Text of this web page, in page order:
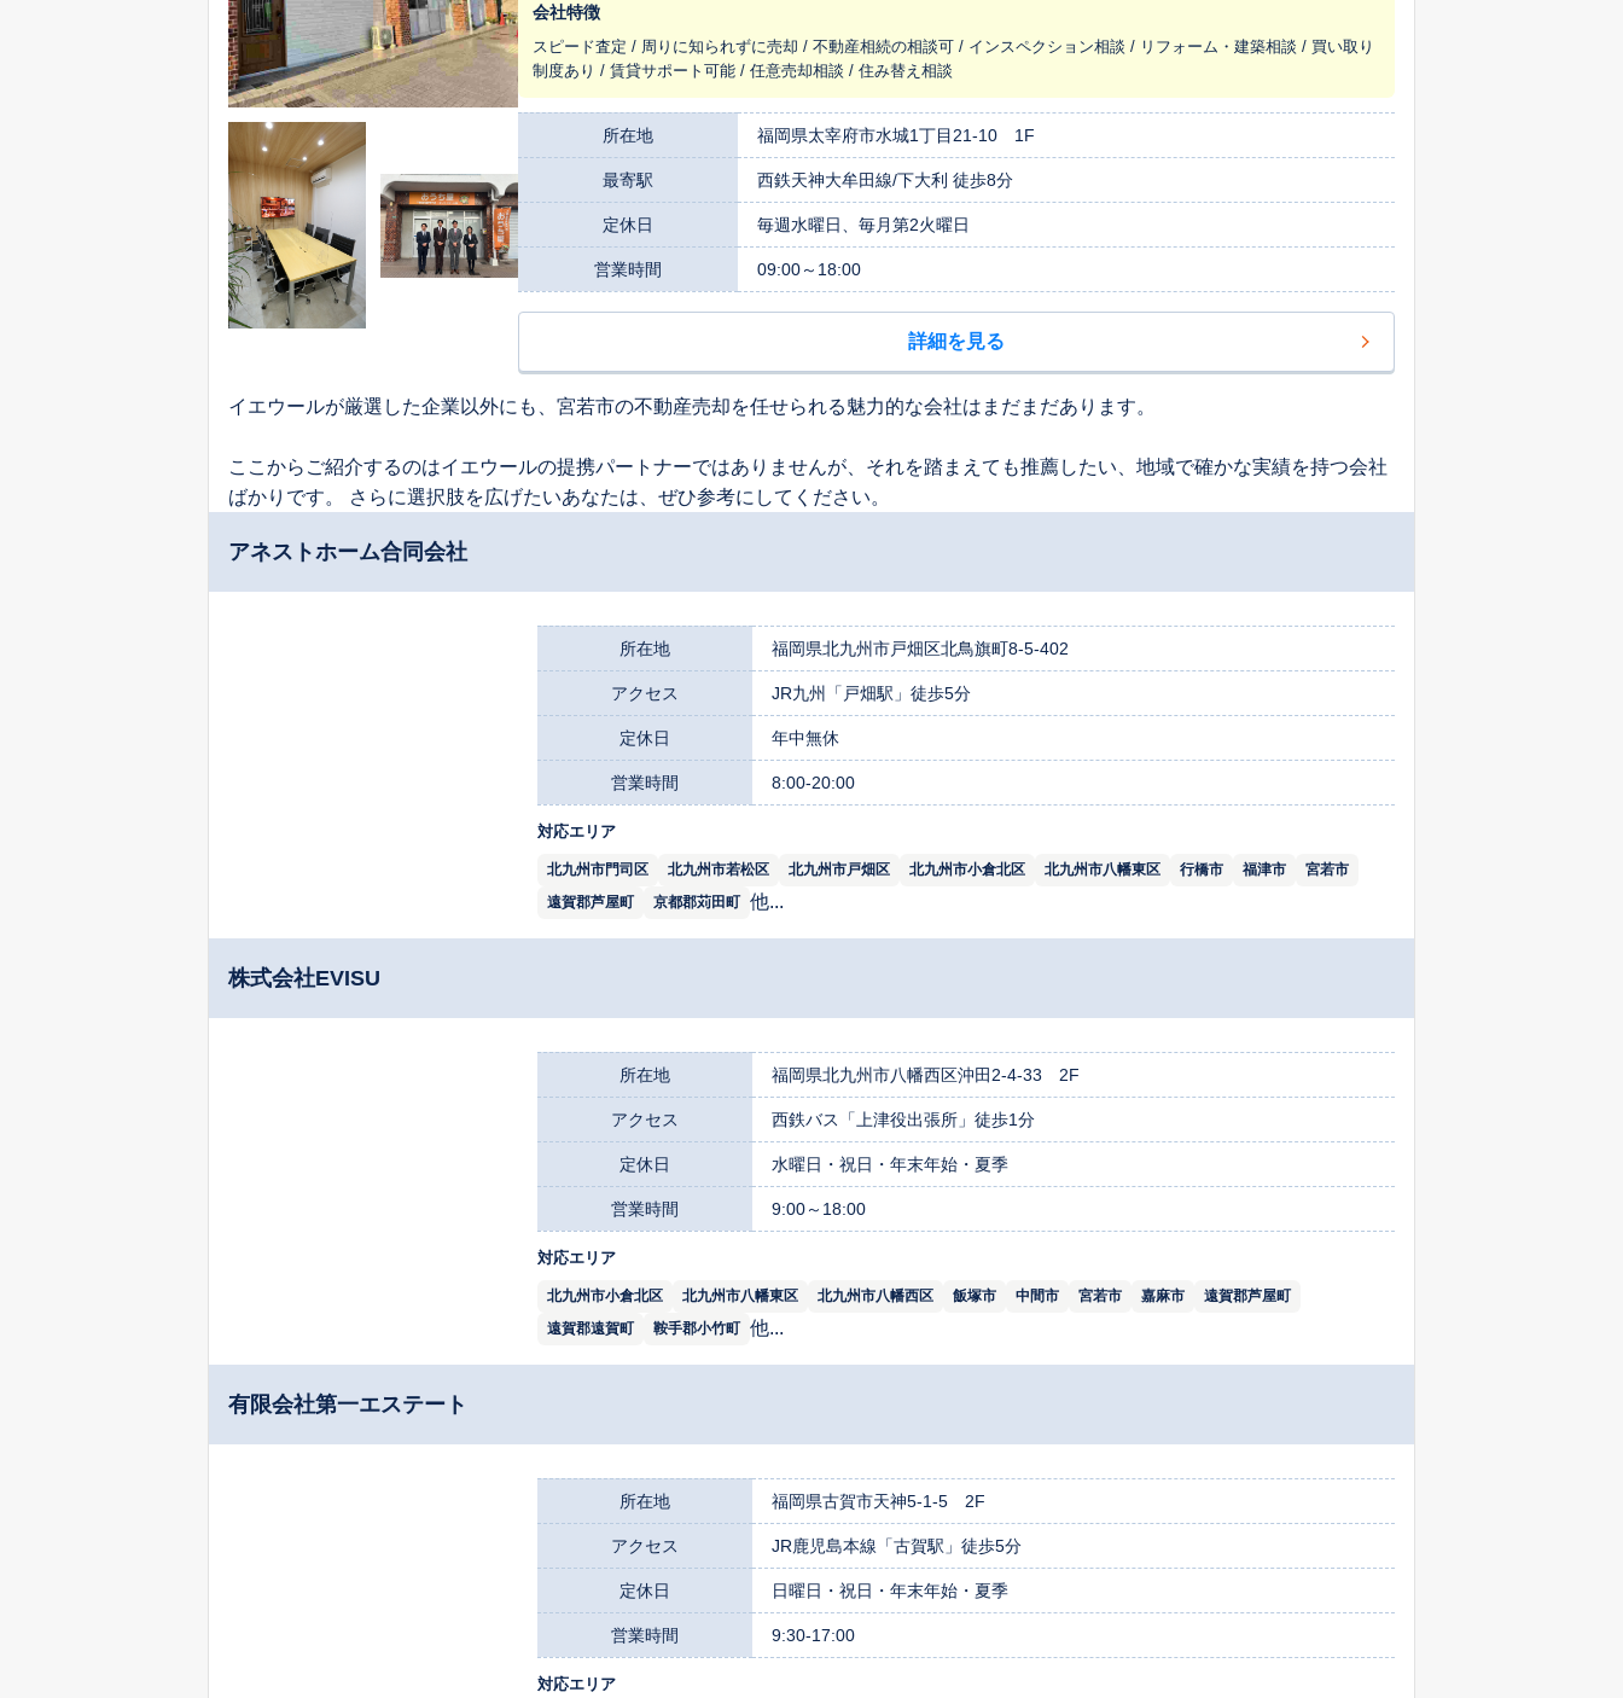
会社特徴
スピード査定 / 周りに知られずに売却 / 不動産相続の相談可 / インスペクション相談 / リフォーム・建築相談 / 買い取り
制度あり / 賃貸サポート可能 / 任意売却相談 / 住み替え相談
所在地 福岡県太宰府市水城1丁目21-10 1F
最寄駅 西鉄天神大牟田線/下大利 徒歩8分
定休日 毎週水曜日、毎月第2火曜日
営業時間 09:00～18:00
詳細を見る
イエウールが厳選した企業以外にも、宮若市の不動産売却を任せられる魅力的な会社はまだまだあります。
ここからご紹介するのはイエウールの提携パートナーではありませんが、それを踏まえても推薦したい、地域で確かな実績を持つ会社
ばかりです。 さらに選択肢を広げたいあなたは、ぜひ参考にしてください。
アネストホーム合同会社
所在地 福岡県北九州市戸畑区北鳥旗町8-5-402
アクセス JR九州「戸畑駅」徒歩5分
定休日 年中無休
営業時間 8:00-20:00
対応エリア
北九州市門司区 北九州市若松区 北九州市戸畑区 北九州市小倉北区 北九州市八幡東区 行橋市 福津市
宮若市
遠賀郡芦屋町
京都郡苅田町 他...
株式会社EVISU
所在地 福岡県北九州市八幡西区沖田2-4-33 2F
アクセス 西鉄バス「上津役出張所」徒歩1分
定休日 水曜日・祝日・年末年始・夏季
営業時間 9:00～18:00
対応エリア
北九州市小倉北区 北九州市八幡東区 北九州市八幡西区 飯塚市 中間市 宮若市 嘉麻市
遠賀郡芦屋町
遠賀郡遠賀町
鞍手郡小竹町 他...
有限会社第一エステート
所在地 福岡県古賀市天神5-1-5 2F
アクセス JR鹿児島本線「古賀駅」徒歩5分
定休日 日曜日・祝日・年末年始・夏季
営業時間 9:30-17:00
対応エリア